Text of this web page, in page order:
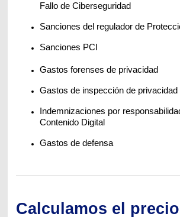
Fallo de Ciberseguridad
Sanciones del regulador de
Sanciones PCI
Gastos forenses de privacidad
Gastos de inspección de privacidad
Indemnizaciones por
Contenido Digital
Gastos de defensa
Calculamos el precio